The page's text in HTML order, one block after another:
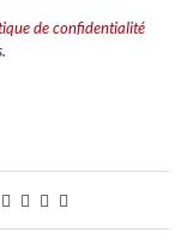
de confidentialité